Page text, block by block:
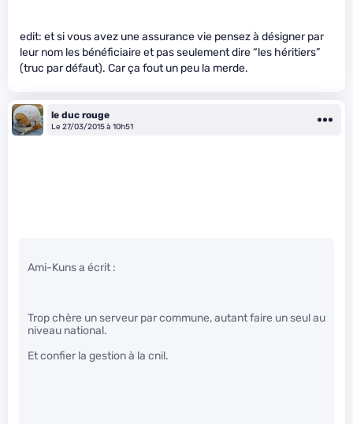
edit: et si vous avez une assurance vie pensez à désigner par
leur nom les bénéficiaire et pas seulement dire “les héritiers”
(truc par défaut). Car ça fout un peu la merde.
le duc rouge
Le 27/03/2015 à 10h51
Ami-Kuns a écrit :
Trop chère un serveur par commune, autant faire un seul au
niveau national.
Et confier la gestion à la cnil.